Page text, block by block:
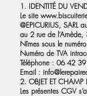
1. IDENTITÉ DU
Le site
@EPICURIUS,
au 2 rue de
Nîmes sous le
Numéro de TVA
Téléphone : 06 42
Email :
2. OBJET ET CHAMP
Les présentes CGV